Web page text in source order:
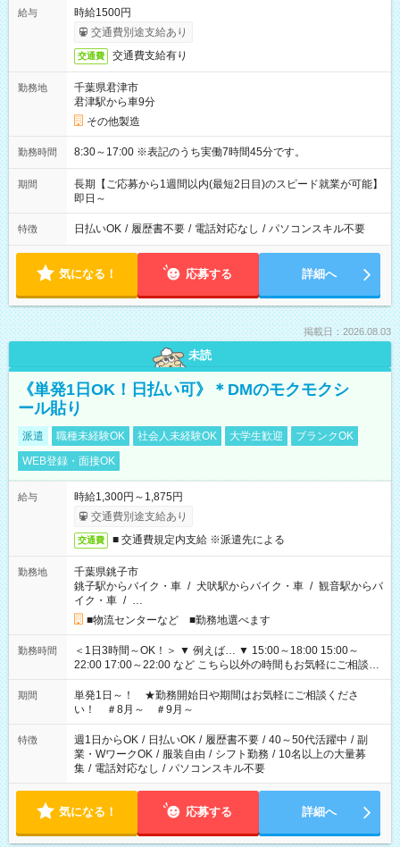
給与
時給1500円
交通費別途支給あり
交通費 交通費支給有り
勤務地
千葉県君津市
君津駅から車9分
その他製造
勤務時間 8:30～17:00 ※表記のうち実働7時間45分です。
期間
長期【ご応募から1週間以内(最短2日目)のスピード就業が可能】
即日～
特徴 日払いOK / 履歴書不要 / 電話対応なし / パソコンスキル不要
気になる！ 応募する 詳細へ
掲載日：2026.08.03
未読
《単発1日OK！日払い可》＊DMのモクモクシ
ール貼り
派遣 職種未経験OK 社会人未経験OK 大学生歓迎
ブランクOK
WEB登録・面接OK
給与
時給1,300円～1,875円
交通費別途支給あり
交通費 ■ 交通費規定内支給 ※派遣先による
勤務地
千葉県銚子市
銚子駅からバイク・車 / 犬吠駅からバイク・車 / 観音駅からバ
イク・車 / …
■物流センターなど ■勤務地選べます
勤務時間
＜1日3時間～OK！＞ ▼ 例えば… ▼ 15:00～18:00 15:00～
22:00 17:00～22:00 など こちら以外の時間もお気軽にご相談く
ださい！
期間
単発1日～！ ★勤務開始日や期間はお気軽にご相談くださ
い！ ＃8月～ ＃9月～
特徴 週1日からOK / 日払いOK / 履歴書不要 / 40～50代活躍中 / 副
業・WワークOK / 服装自由 / シフト勤務 / 10名以上の大量募
集 / 電話対応なし / パソコンスキル不要
気になる！ 応募する 詳細へ